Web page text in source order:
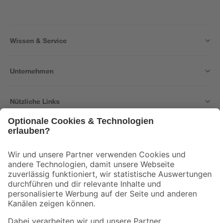
Wissen & Service
Unternehmen
Nützliche Links
Der toom Newsletter: Keine Angebote und Aktionen mehr verpassen!
Zur Newsletter Anmeldung
Folge uns